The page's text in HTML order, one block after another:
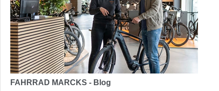
FAHRRAD MARCKS - Blog